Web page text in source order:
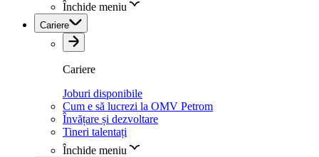
Închide meniu
Cariere
Cariere
Joburi disponibile
Cum e să lucrezi la OMV Petrom
Învățare și dezvoltare
Tineri talentați
Închide meniu